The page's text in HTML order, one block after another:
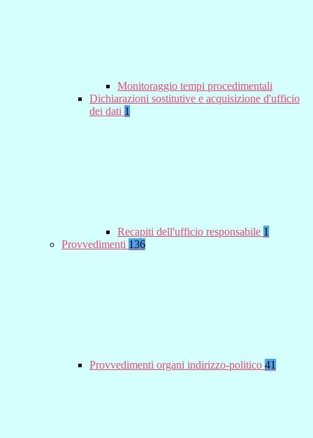
Monitoraggio tempi procedimentali
Dichiarazioni sostitutive e acquisizione d'ufficio
dei dati 1
Recapiti dell'ufficio responsabile 1
Provvedimenti 136
Provvedimenti organi indirizzo-politico 41